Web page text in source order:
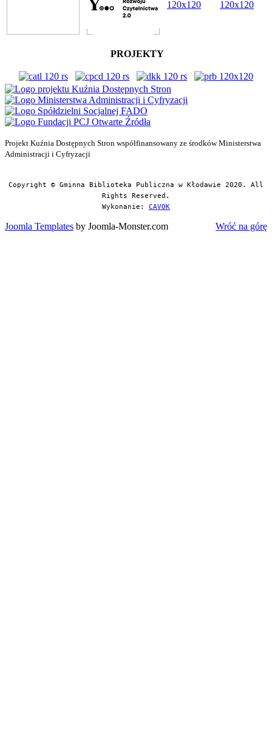
PROJEKTY
Projekt Kuźnia Dostępnych Stron współfinansowany ze środków Ministerstwa
Administracji i Cyfryzacji
Copyright © Gminna Biblioteka Publiczna w Kłodawie 2020. All
Rights Reserved.
Wykonanie: CAVOK
Joomla Templates by Joomla-Monster.com Wróć na górę